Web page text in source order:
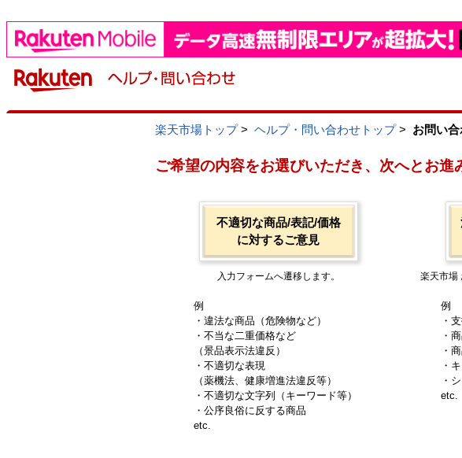
楽天市場トップ> ヘルプ・問い合わせトップ> お問い
ご希望の内容をお選びいただき、次へとお進
不適切な商品/表記/価格
に対するご意見
入力フォームへ遷移します。
例
・違法な商品（危険物など）
・不当な二重価格など
（景品表示法違反）
・不適切な表現
（薬機法、健康増進法違反等）
・不適切な文字列（キーワード等）
・公序良俗に反する商品
etc.
楽天市場
例
・
・
・
・
・
etc.